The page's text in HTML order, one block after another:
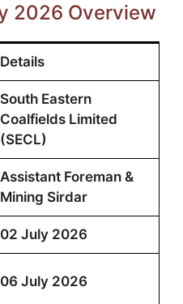
2026 Overview
Details
South Eastern
Coalfields Limited
(SECL)
Assistant Foreman &
Mining Sirdar
02 July 2026
06 July 2026